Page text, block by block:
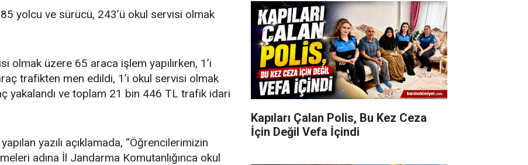
yolcu ve sürücü, 243’ü okul servisi olmak
olmak üzere 65 araca işlem yapılırken, 1’i
trafikten men edildi, 1’i okul servisi olmak
yakalandı ve toplam 21 bin 446 TL trafik idari
yazılı açıklamada, “Öğrencilerimizin
adına İl Jandarma Komutanlığınca okul
Kapıları Çalan Polis, Bu Kez Ceza
İçin Değil Vefa İçindi